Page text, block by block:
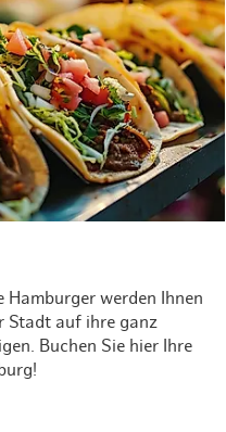
Hamburger werden Ihnen
Stadt auf ihre ganz
Buchen Sie hier Ihre